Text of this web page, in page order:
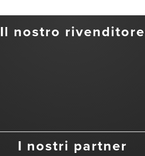
Il nostro rivenditore
I nostri partner